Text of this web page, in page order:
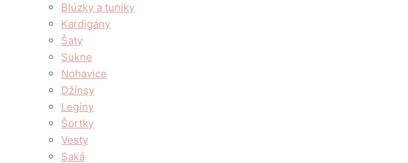
Blúzky a tuniky
Kardigány
Šaty
Sukne
Nohavice
Džínsy
Legíny
Šortky
Vesty
Saká